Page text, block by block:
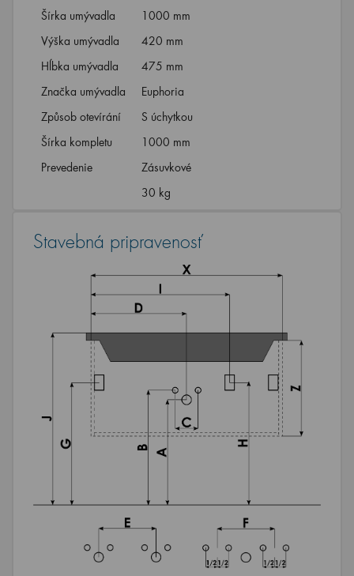
Šírka umývadla
1000 mm
Výška umývadla
420 mm
Hĺbka umývadla
475 mm
Značka umývadla
Euphoria
Způsob otevírání
S úchytkou
Šírka kompletu
1000 mm
Prevedenie
Zásuvkové
30 kg
Stavebná pripravenosť